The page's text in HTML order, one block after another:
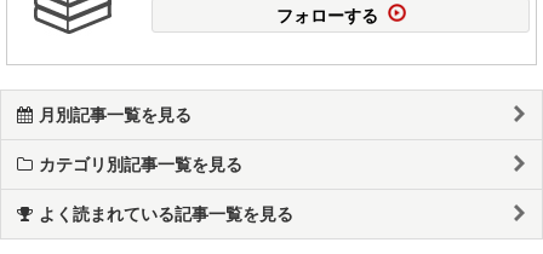
フォローする
月別記事一覧を見る
カテゴリ別記事一覧を見る
よく読まれている記事一覧を見る